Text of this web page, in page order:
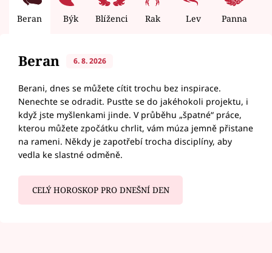
Beran Býk Blíženci Rak Lev Panna
Beran 6. 8. 2026
Berani, dnes se můžete cítit trochu bez inspirace.
Nenechte se odradit. Pusťte se do jakéhokoli projektu, i
když jste myšlenkami jinde. V průběhu „špatné“ práce,
kterou můžete zpočátku chrlit, vám múza jemně přistane
na rameni. Někdy je zapotřebí trocha disciplíny, aby
vedla ke slastné odměně.
CELÝ HOROSKOP PRO DNEŠNÍ DEN